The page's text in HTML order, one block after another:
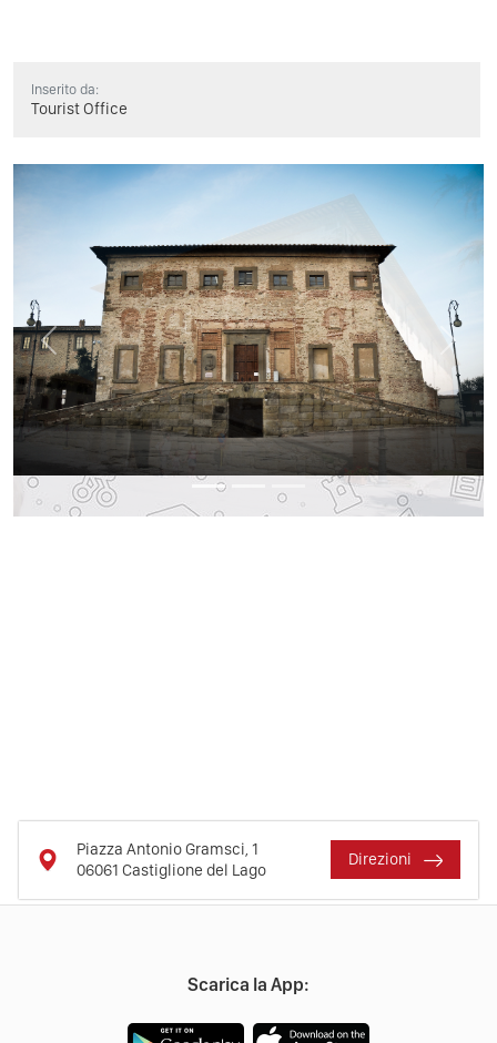
Inserito da:
Tourist Office
Previous Next
Piazza Antonio Gramsci, 1
06061 Castiglione del Lago
Direzioni
Scarica la App: